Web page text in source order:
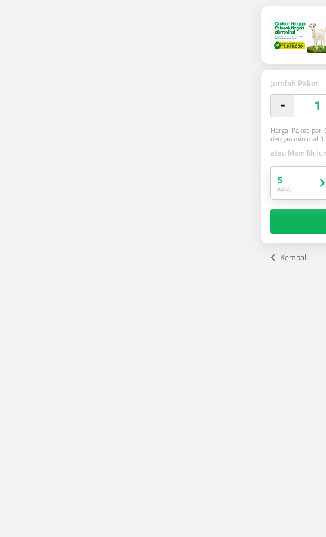
Jumlah Paket
-
Harga Paket per
dengan minimal
atau Memilih
5
paket
Kembali